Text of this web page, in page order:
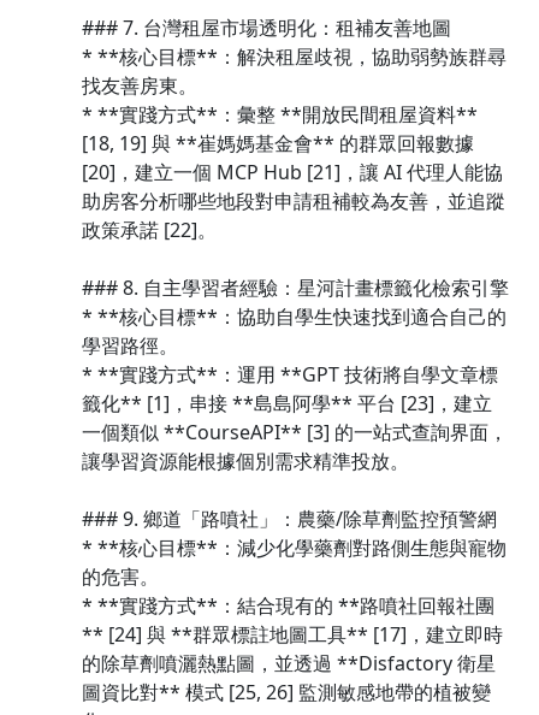
### 7. 台灣租屋市場透明化：租補友善地圖
* **核心目標**：解決租屋歧視，協助弱勢族群尋
找友善房東。
* **實踐方式**：彙整 **開放民間租屋資料**
[18, 19] 與 **崔媽媽基金會** 的群眾回報數據
[20]，建立一個 MCP Hub [21]，讓 AI 代理人能協
助房客分析哪些地段對申請租補較為友善，並追蹤
政策承諾 [22]。
### 8. 自主學習者經驗：星河計畫標籤化檢索引擎
* **核心目標**：協助自學生快速找到適合自己的
學習路徑。
* **實踐方式**：運用 **GPT 技術將自學文章標
籤化** [1]，串接 **島島阿學** 平台 [23]，建立
一個類似 **CourseAPI** [3] 的一站式查詢界面，
讓學習資源能根據個別需求精準投放。
### 9. 鄉道「路噴社」：農藥/除草劑監控預警網
* **核心目標**：減少化學藥劑對路側生態與寵物
的危害。
* **實踐方式**：結合現有的 **路噴社回報社團
** [24] 與 **群眾標註地圖工具** [17]，建立即時
的除草劑噴灑熱點圖，並透過 **Disfactory 衛星
圖資比對** 模式 [25, 26] 監測敏感地帶的植被變